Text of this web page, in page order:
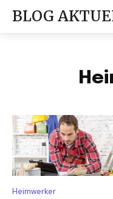
BLOG
Heimwerker